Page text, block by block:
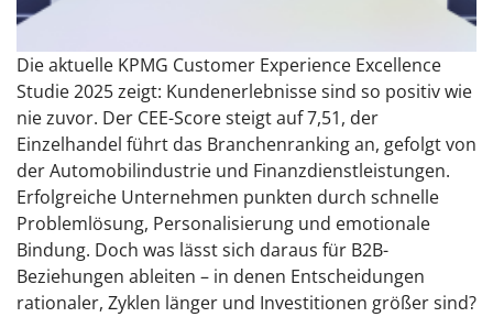
Die aktuelle KPMG Customer Experience Excellence
Studie 2025 zeigt: Kundenerlebnisse sind so positiv wie
nie zuvor. Der CEE-Score steigt auf 7,51, der
Einzelhandel führt das Branchenranking an, gefolgt von
der Automobilindustrie und Finanzdienstleistungen.
Erfolgreiche Unternehmen punkten durch schnelle
Problemlösung, Personalisierung und emotionale
Bindung. Doch was lässt sich daraus für B2B-
Beziehungen ableiten – in denen Entscheidungen
rationaler, Zyklen länger und Investitionen größer sind?